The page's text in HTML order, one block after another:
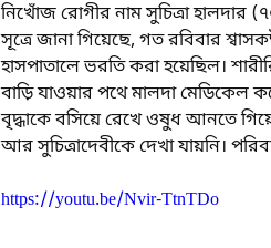
নিখোঁজ রোগীর নাম সুচিত্রা হালদার
সূত্রে জানা গিয়েছে, গত রবিবার
হাসপাতালে ভরতি করা হয়েছিল।
বাড়ি যাওয়ার পথে মালদা মেডিকেল
বৃদ্ধাকে বসিয়ে রেখে ওষুধ আনতে
আর সুচিত্রাদেবীকে দেখা যায়নি।
https://youtu.be/Nvir-TtnTDo